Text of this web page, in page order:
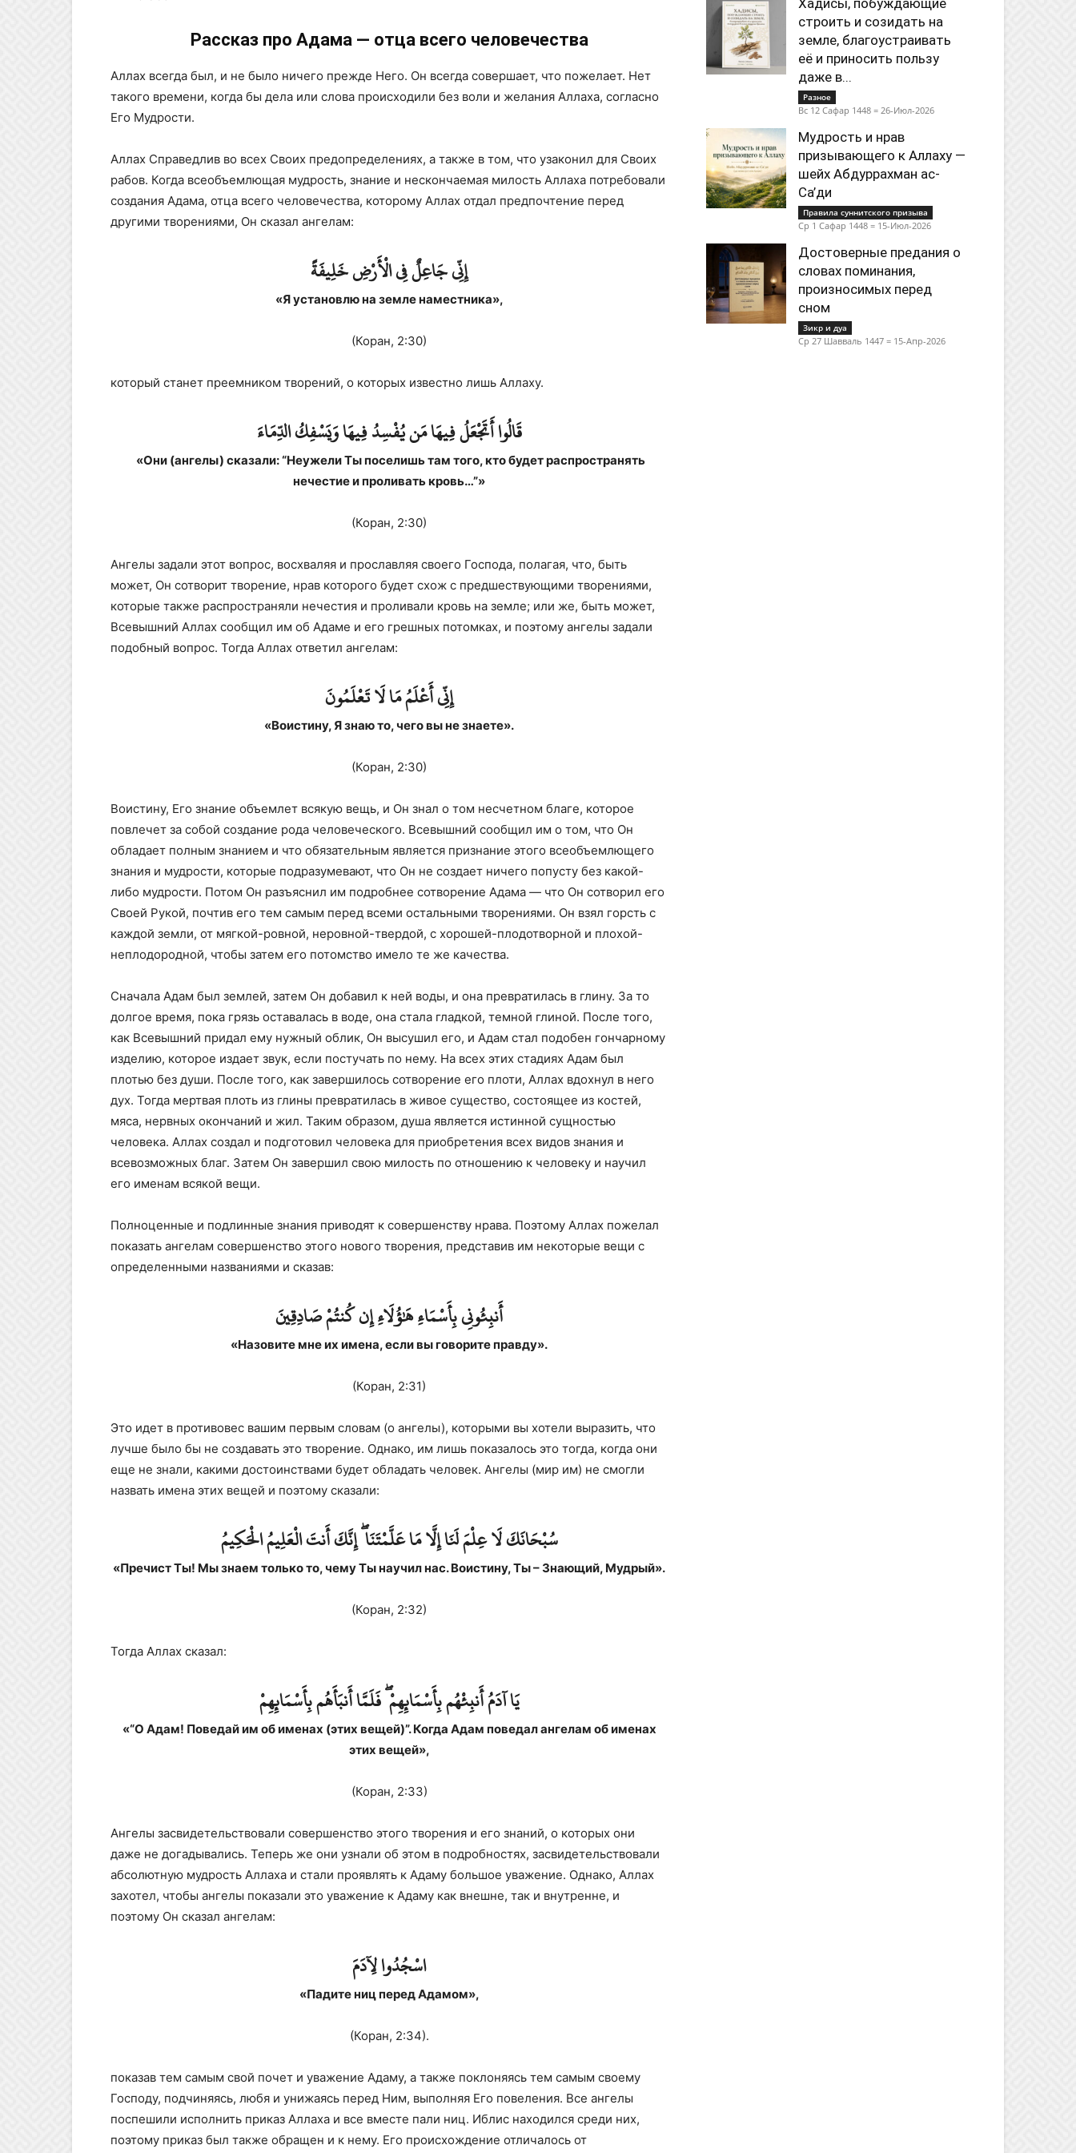
Рассказ про Адама — отца всего человечества
Аллах всегда был, и не было ничего прежде Него. Он всегда совершает, что пожелает. Нет
такого времени, когда бы дела или слова происходили без воли и желания Аллаха, согласно
Его Мудрости.
Аллах Справедлив во всех Своих предопределениях, а также в том, что узаконил для Своих
рабов. Когда всеобъемлющая мудрость, знание и нескончаемая милость Аллаха потребовали
создания Адама, отца всего человечества, которому Аллах отдал предпочтение перед
другими творениями, Он сказал ангелам:
إِنِّي جَاعِلٌ فِي الْأَرْضِ خَلِيفَةً
«Я установлю на земле наместника»,
(Коран, 2:30)
который станет преемником творений, о которых известно лишь Аллаху.
قَالُوا أَتَجْعَلُ فِيهَا مَن يُفْسِدُ فِيهَا وَيَسْفِكُ الدِّمَاءَ
«Они (ангелы) сказали: “Неужели Ты поселишь там того, кто будет распространять
нечестие и проливать кровь…”»
(Коран, 2:30)
Ангелы задали этот вопрос, восхваляя и прославляя своего Господа, полагая, что, быть
может, Он сотворит творение, нрав которого будет схож с предшествующими творениями,
которые также распространяли нечестия и проливали кровь на земле; или же, быть может,
Всевышний Аллах сообщил им об Адаме и его грешных потомках, и поэтому ангелы задали
подобный вопрос. Тогда Аллах ответил ангелам:
إِنِّي أَعْلَمُ مَا لَا تَعْلَمُونَ
«Воистину, Я знаю то, чего вы не знаете».
(Коран, 2:30)
Воистину, Его знание объемлет всякую вещь, и Он знал о том несчетном благе, которое
повлечет за собой создание рода человеческого. Всевышний сообщил им о том, что Он
обладает полным знанием и что обязательным является признание этого всеобъемлющего
знания и мудрости, которые подразумевают, что Он не создает ничего попусту без какой-
либо мудрости. Потом Он разъяснил им подробнее сотворение Адама — что Он сотворил его
Своей Рукой, почтив его тем самым перед всеми остальными творениями. Он взял горсть с
каждой земли, от мягкой-ровной, неровной-твердой, с хорошей-плодотворной и плохой-
неплодородной, чтобы затем его потомство имело те же качества.
Сначала Адам был землей, затем Он добавил к ней воды, и она превратилась в глину. За то
долгое время, пока грязь оставалась в воде, она стала гладкой, темной глиной. После того,
как Всевышний придал ему нужный облик, Он высушил его, и Адам стал подобен гончарному
изделию, которое издает звук, если постучать по нему. На всех этих стадиях Адам был
плотью без души. После того, как завершилось сотворение его плоти, Аллах вдохнул в него
дух. Тогда мертвая плоть из глины превратилась в живое существо, состоящее из костей,
мяса, нервных окончаний и жил. Таким образом, душа является истинной сущностью
человека. Аллах создал и подготовил человека для приобретения всех видов знания и
всевозможных благ. Затем Он завершил свою милость по отношению к человеку и научил
его именам всякой вещи.
Полноценные и подлинные знания приводят к совершенству нрава. Поэтому Аллах пожелал
показать ангелам совершенство этого нового творения, представив им некоторые вещи с
определенными названиями и сказав:
أَنبِئُونِي بِأَسْمَاءِ هَٰؤُلَاءِ إِن كُنتُمْ صَادِقِينَ
«Назовите мне их имена, если вы говорите правду».
(Коран, 2:31)
Это идет в противовес вашим первым словам (о ангелы), которыми вы хотели выразить, что
лучше было бы не создавать это творение. Однако, им лишь показалось это тогда, когда они
еще не знали, какими достоинствами будет обладать человек. Ангелы (мир им) не смогли
назвать имена этих вещей и поэтому сказали:
سُبْحَانَكَ لَا عِلْمَ لَنَا إِلَّا مَا عَلَّمْتَنَا ۖ إِنَّكَ أَنتَ الْعَلِيمُ الْحَكِيمُ
«Пречист Ты! Мы знаем только то, чему Ты научил нас. Воистину, Ты – Знающий, Мудрый».
(Коран, 2:32)
Тогда Аллах сказал:
يَا آدَمُ أَنبِئْهُم بِأَسْمَائِهِمْ ۖ فَلَمَّا أَنبَأَهُم بِأَسْمَائِهِمْ
«“О Адам! Поведай им об именах (этих вещей)”. Когда Адам поведал ангелам об именах
этих вещей»,
(Коран, 2:33)
Ангелы засвидетельствовали совершенство этого творения и его знаний, о которых они
даже не догадывались. Теперь же они узнали об этом в подробностях, засвидетельствовали
абсолютную мудрость Аллаха и стали проявлять к Адаму большое уважение. Однако, Аллах
захотел, чтобы ангелы показали это уважение к Адаму как внешне, так и внутренне, и
поэтому Он сказал ангелам:
اسْجُدُوا لِآدَمَ
«Падите ниц перед Адамом»,
(Коран, 2:34).
показав тем самым свой почет и уважение Адаму, а также поклоняясь тем самым своему
Господу, подчиняясь, любя и унижаясь перед Ним, выполняя Его повеления. Все ангелы
поспешили исполнить приказ Аллаха и все вместе пали ниц. Иблис находился среди них,
поэтому приказ был также обращен и к нему. Его происхождение отличалось от
Хадисы, побуждающие
строить и созидать на
земле, благоустраивать
её и приносить пользу
даже в...
Разное
Вс 12 Сафар 1448 = 26-Июл-2026
Мудрость и нрав
призывающего к Аллаху —
шейх Абдуррахман ас-
Са’ди
Правила суннитского призыва
Ср 1 Сафар 1448 = 15-Июл-2026
Достоверные предания о
словах поминания,
произносимых перед
сном
Зикр и дуа
Ср 27 Шавваль 1447 = 15-Апр-2026